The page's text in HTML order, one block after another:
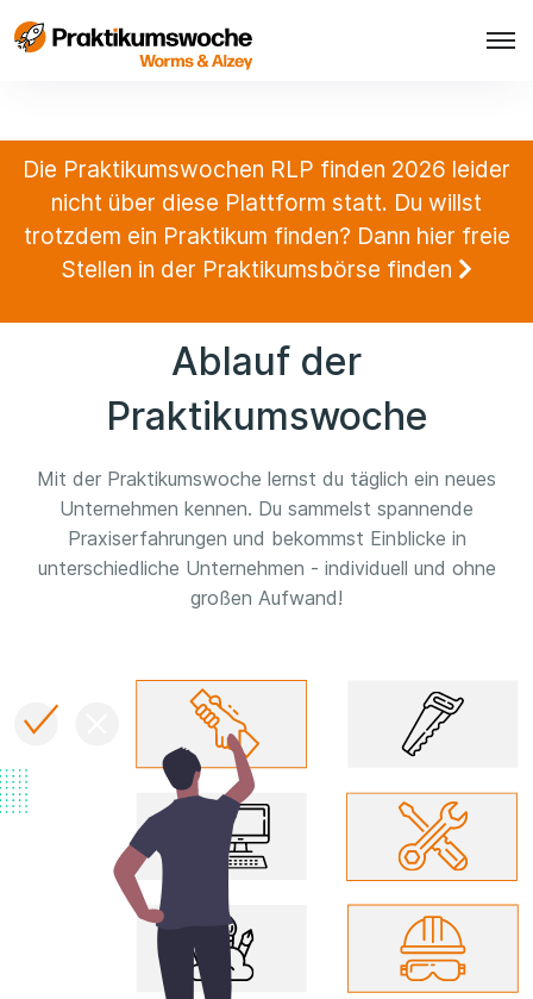
Die Praktikumswochen RLP finden 2026 leider
nicht über diese Plattform statt. Du willst
trotzdem ein Praktikum finden? Dann hier freie
Stellen in der Praktikumsbörse finden
Ablauf der
Praktikumswoche
Mit der Praktikumswoche lernst du täglich ein neues
Unternehmen kennen. Du sammelst spannende
Praxiserfahrungen und bekommst Einblicke in
unterschiedliche Unternehmen - individuell und ohne
großen Aufwand!